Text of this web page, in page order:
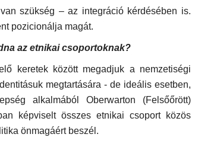
szükség – az integráció kérdésében is.
pozicionálja magát.
az etnikai csoportoknak?
keretek között megadjuk a nemzetiségi
megtartására - de ideális esetben,
alkalmából Oberwarton (Felsőőrött)
képviselt összes etnikai csoport közös
önmagáért beszél.